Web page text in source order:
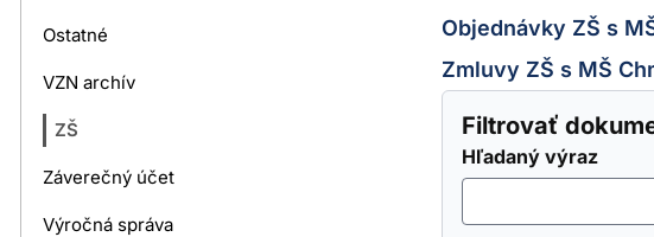
Ostatné
VZN archív
ZŠ
Záverečný účet
Výročná správa
Objednávky ZŠ s
Zmluvy ZŠ s MŠ
Filtrovať
Hľadaný výraz